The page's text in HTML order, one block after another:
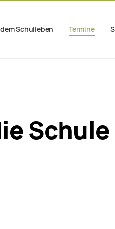
Schulleben Termine